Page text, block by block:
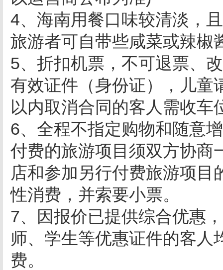
4、海南用餐口味较清淡，
旅游者可自带些咸菜或辣椒
5、折扣机票，不可退票、
有效证件（身份证），儿童
以内取消合同的客人需收车
6、全程不指定购物和随意
付费的旅游项目须双方协商
店和参加另行付费旅游项目
性消费，并索要小票。
7、因报价已提供综合优惠
师、学生等优惠证件的客人
费。